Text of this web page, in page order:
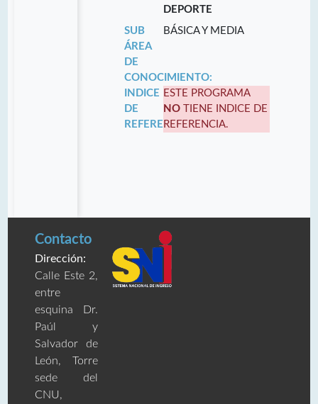
DEPORTE
SUB
ÁREA
DE
CONOCIMIENTO:
BÁSICA Y MEDIA
INDICE
DE
REFERENCIA:
ESTE PROGRAMA
NO TIENE INDICE DE
REFERENCIA.
Contacto
Dirección:
Calle Este 2,
entre
esquina Dr.
Paúl y
Salvador de
León, Torre
sede del
CNU,